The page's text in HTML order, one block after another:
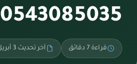
0543085035
قراءة 7 دقائق آخر تحديث 3 أبريل 2026